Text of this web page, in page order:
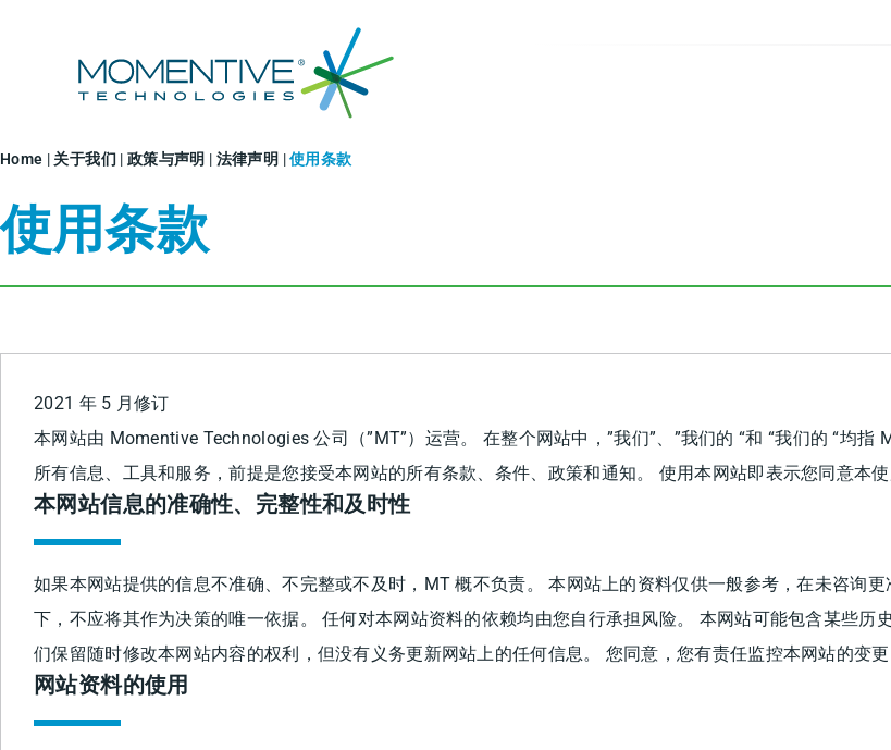
Home | 关于我们 | 政策与声明 | 法律声明 |使用条款
使用条款
2021 年 5 月修订
本网站由 Momentive Technologies 公司（”MT”）运营。 在整个网站中，”我们”、”我们的 “和 “我们的 “均
所有信息、工具和服务，前提是您接受本网站的所有条款、条件、政策和通知。 使用本网站即表示您同意本使
本网站信息的准确性、完整性和及时性
如果本网站提供的信息不准确、不完整或不及时，MT 概不负责。 本网站上的资料仅供一般参考，在未咨询
下，不应将其作为决策的唯一依据。 任何对本网站资料的依赖均由您自行承担风险。 本网站可能包含某些历
们保留随时修改本网站内容的权利，但没有义务更新网站上的任何信息。 您同意，您有责任监控本网站的变更
网站资料的使用